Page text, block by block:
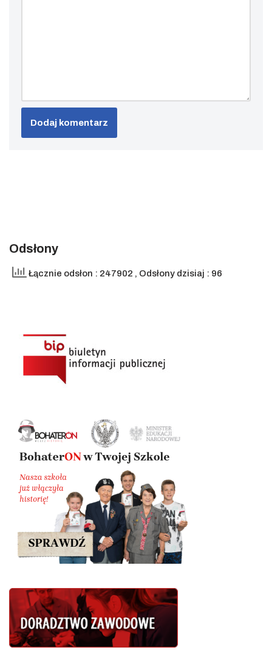
Odsłony
Łącznie odsłon : 247902 , Odsłony dzisiaj : 96